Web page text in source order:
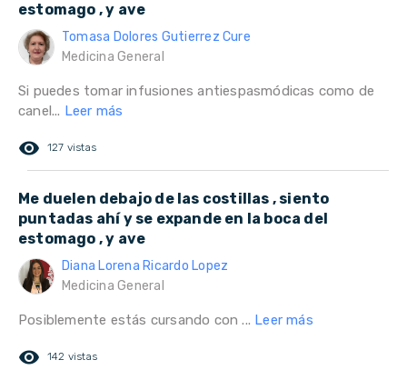
estomago , y ave
Tomasa Dolores Gutierrez Cure
Medicina General
Si puedes tomar infusiones antiespasmódicas como de
canel... Leer más
remove_red_eye 127 vistas
Me duelen debajo de las costillas , siento
puntadas ahí y se expande en la boca del
estomago , y ave
Diana Lorena Ricardo Lopez
Medicina General
Posiblemente estás cursando con ... Leer más
remove_red_eye 142 vistas